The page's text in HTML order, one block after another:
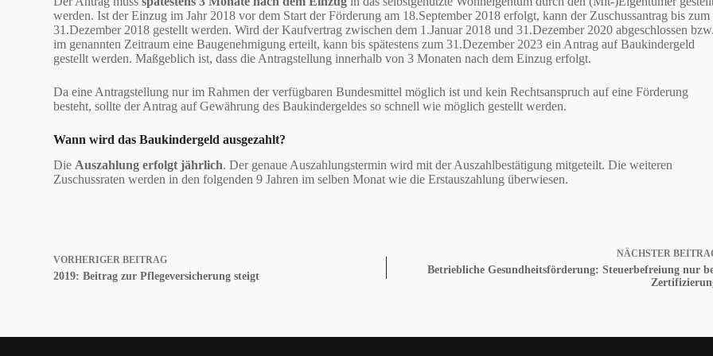
werden. Ist der Einzug im Jahr 2018 vor dem Start der Förderung am 18.September 2018 erfolgt, kann der Zuschussantrag bis zum
31.Dezember 2018 gestellt werden. Wird der Kaufvertrag zwischen dem 1.Januar 2018 und 31.Dezember 2020 abgeschlossen bzw.
im genannten Zeitraum eine Baugenehmigung erteilt, kann bis spätestens zum 31.Dezember 2023 ein Antrag auf Baukindergeld
gestellt werden. Maßgeblich ist, dass die Antragstellung innerhalb von 3 Monaten nach dem Einzug erfolgt.
Da eine Antragstellung nur im Rahmen der verfügbaren Bundesmittel möglich ist und kein Rechtsanspruch auf eine Förderung
besteht, sollte der Antrag auf Gewährung des Baukindergeldes so schnell wie möglich gestellt werden.
Wann wird das Baukindergeld ausgezahlt?
Die Auszahlung erfolgt jährlich. Der genaue Auszahlungstermin wird mit der Auszahlbestätigung mitgeteilt. Die weiteren
Zuschussraten werden in den folgenden 9 Jahren im selben Monat wie die Erstauszahlung überwiesen.
VORHERIGERBEITRAG
2019: Beitrag zur Pflegeversicherung steigt
NÄCHSTER
Betriebliche Gesundheitsförderung: Steuerbefreiung nur